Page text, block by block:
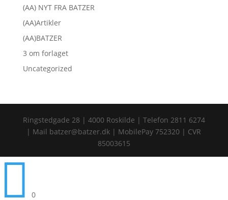
(AA) NYT FRA BATZER
(AA)Artikler
(AA)BATZER
3 om forlaget
Uncategorized
Ringstedgade 28 | 4000 Roskilde | Telefon 2811 6274
| Mail batzer@batzer.dk | MobilePay 752320 | CVR
85003615
 0